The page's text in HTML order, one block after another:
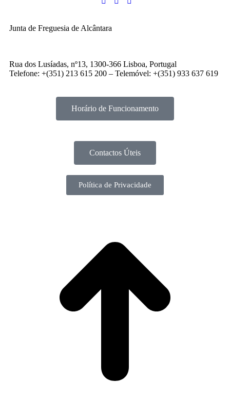
Junta de Freguesia de Alcântara
Rua dos Lusíadas, nº13, 1300-366 Lisboa, Portugal
Telefone: +(351) 213 615 200 – Telemóvel: +(351) 933 637 619
Horário de Funcionamento
Contactos Úteis
Política de Privacidade